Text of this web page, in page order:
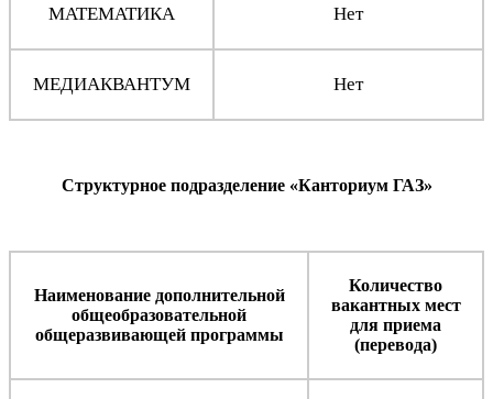
МАТЕМАТИКА Нет
МЕДИАКВАНТУМ Нет
Структурное подразделение «Канториум ГАЗ»
Наименование дополнительной
общеобразовательной
общеразвивающей программы
Количество
вакантных мест
для приема
(перевода)